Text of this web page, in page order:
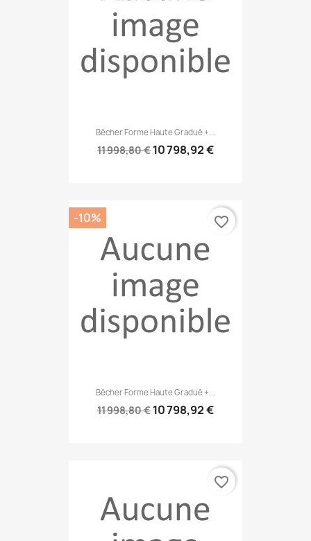
Bécher Forme Haute Gradué +...
11 998,80 € 10 798,92 €
Bécher Forme Haute Gradué +...
11 998,80 € 10 798,92 €
-10% favorite_border
favorite_border